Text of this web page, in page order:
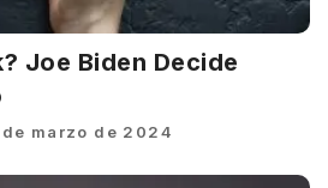
Joe Biden Decide
de marzo de 2024